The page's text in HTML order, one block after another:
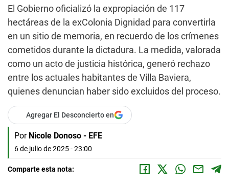
El Gobierno oficializó la expropiación de 117
hectáreas de la exColonia Dignidad para convertirla
en un sitio de memoria, en recuerdo de los crímenes
cometidos durante la dictadura. La medida, valorada
como un acto de justicia histórica, generó rechazo
entre los actuales habitantes de Villa Baviera,
quienes denuncian haber sido excluidos del proceso.
Agregar El Desconcierto en
Por Nicole Donoso - EFE
6 de julio de 2025 - 23:00
Comparte esta nota: